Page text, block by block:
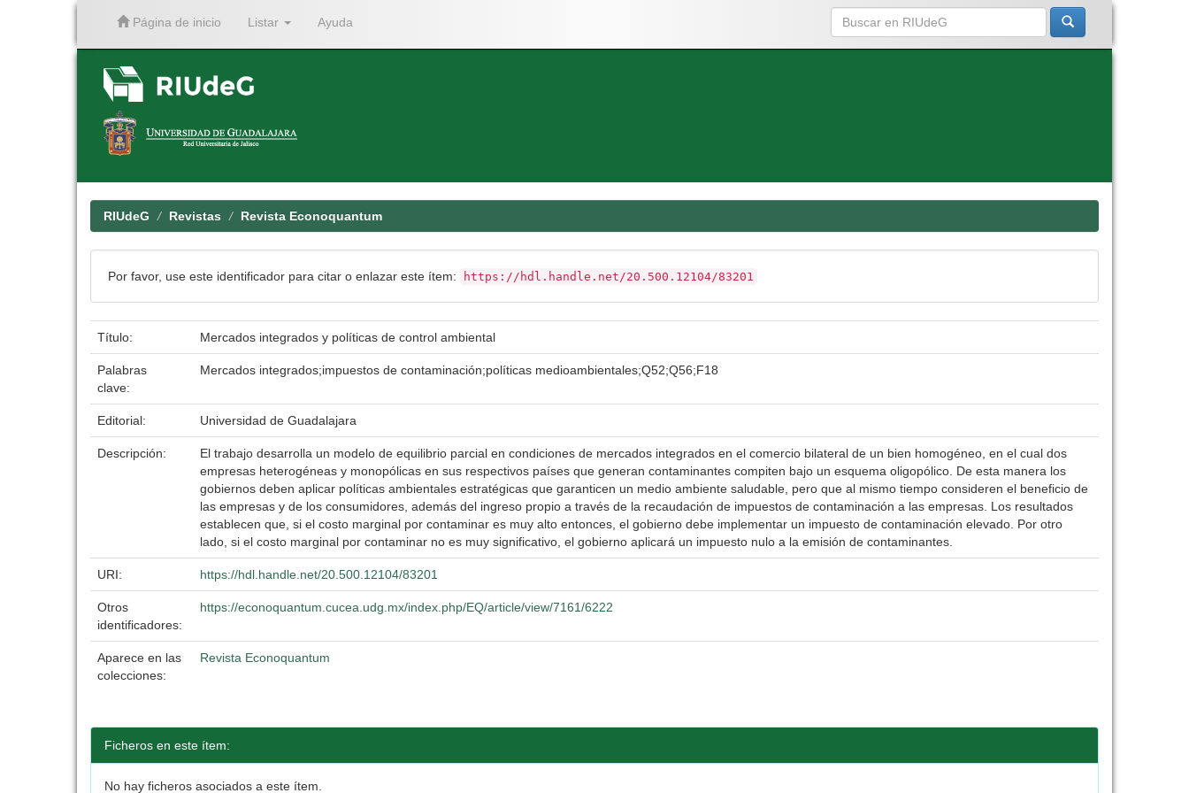
Página de inicio Listar Ayuda
RIUdeG Revistas Revista Econoquantum
Por favor, use este identificador para citar o enlazar este ítem: https://hdl.handle.net/20.500.12104/83201
Título: Mercados integrados y políticas de control ambiental
Palabras
clave:
Mercados integrados;impuestos de contaminación;políticas medioambientales;Q52;Q56;F18
Editorial: Universidad de Guadalajara
Descripción:
El trabajo desarrolla un modelo de equilibrio parcial en condiciones de mercados integrados en el comercio bilateral de un bien homogéneo, en el cual dos
empresas heterogéneas y monopólicas en sus respectivos países que generan contaminantes compiten bajo un esquema oligopólico. De esta manera los
gobiernos deben aplicar políticas ambientales estratégicas que garanticen un medio ambiente saludable, pero que al mismo tiempo consideren el beneficio de
las empresas y de los consumidores, además del ingreso propio a través de la recaudación de impuestos de contaminación a las empresas. Los resultados
establecen que, si el costo marginal por contaminar es muy alto entonces, el gobierno debe implementar un impuesto de contaminación elevado. Por otro
lado, si el costo marginal por contaminar no es muy significativo, el gobierno aplicará un impuesto nulo a la emisión de contaminantes.
URI: https://hdl.handle.net/20.500.12104/83201
Otros
identificadores:
https://econoquantum.cucea.udg.mx/index.php/EQ/article/view/7161/6222
Aparece en las
colecciones:
Revista Econoquantum
Ficheros en este ítem:
No hay ficheros asociados a este ítem.